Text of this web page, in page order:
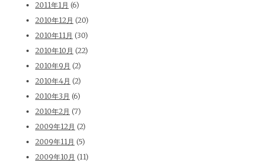
2011年1月 (6)
2010年12月 (20)
2010年11月 (30)
2010年10月 (22)
2010年9月 (2)
2010年4月 (2)
2010年3月 (6)
2010年2月 (7)
2009年12月 (2)
2009年11月 (5)
2009年10月 (11)